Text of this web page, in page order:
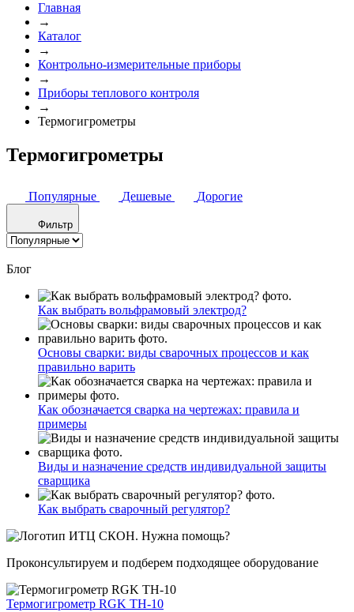
Главная
→
Каталог
→
Контрольно-измерительные приборы
→
Приборы теплового контроля
→
Термогигрометры
Термогигрометры
Популярные Дешевые Дорогие
Фильтр
Блог
Как выбрать вольфрамовый электрод?
Основы сварки: виды сварочных процессов и как
правильно варить
Как обозначается сварка на чертежах: правила и
примеры
Виды и назначение средств индивидуальной защиты
сварщика
Как выбрать сварочный регулятор?
Нужна помощь?
Проконсультируем и подберем подходящее оборудование
Термогигрометр RGK TH-10